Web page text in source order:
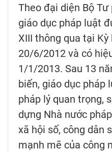
Theo đại diện Bộ Tư
giáo dục pháp luật
XIII thông qua tại
20/6/2012 và có
1/1/2013. Sau 13
biến, giáo dục pháp
pháp lý quan trọng,
dựng Nhà nước
xã hội số, công dân
mạnh mẽ của công